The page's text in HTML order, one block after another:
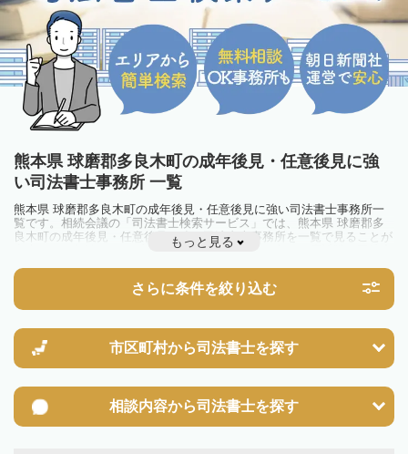
熊本県 球磨郡多良木町の成年後見・任意後見に強
い司法書士事務所 一覧
熊本県 球磨郡多良木町の成年後見・任意後見に強い司法書士事務所一
覧です。相続会議の「司法書士検索サービス」では、熊本県 球磨郡多
良木町の成年後見・任意後見に強い司法書士事務所を一覧で見ることが
出来ます。相続のトラブルやお悩みを抱えている方は一度近隣の司法書
もっと見る
さらに条件を絞り込む
市区町村から司法書士を探す
相談内容から司法書士を探す